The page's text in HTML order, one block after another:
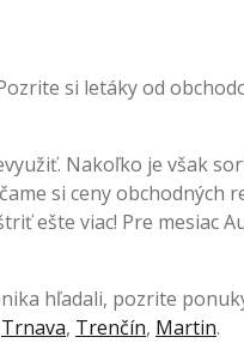
si letáky od
Nakoľko je však
si ceny obchodných
ešte viac! Pre mesiac
hľadali, pozrite
Trnava, Trenčín, Martin.